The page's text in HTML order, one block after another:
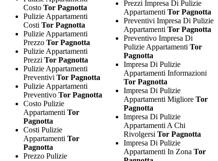
Costo Tor Pagnotta
Pulizie Appartamenti
Costi Tor Pagnotta
Pulizie Appartamenti
Prezzo Tor Pagnotta
Pulizie Appartamenti
Prezzi Tor Pagnotta
Pulizie Appartamenti
Preventivi Tor Pagnotta
Pulizie Appartamenti
Preventivo Tor Pagnotta
Costo Pulizie
Appartamenti Tor
Pagnotta
Costi Pulizie
Appartamenti Tor
Pagnotta
Prezzo Pulizie
Prezzi Impresa Di Pulizie
AppartamentiTor Pagnotta
Preventivi Impresa Di Pulizie
AppartamentiTor Pagnotta
Preventivo Impresa Di
Pulizie AppartamentiTor
Pagnotta
Impresa Di Pulizie
Appartamenti Informazioni
Tor Pagnotta
Impresa Di Pulizie
Appartamenti MiglioreTor
Pagnotta
Impresa Di Pulizie
Appartamenti A Chi
RivolgersiTor Pagnotta
Impresa Di Pulizie
Appartamenti In ZonaTor